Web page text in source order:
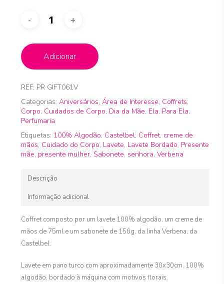
Adicionar
REF: PR GIFT061V
Categorias: Aniversários, Área de Interesse, Coffrets,
Corpo, Cuidados de Corpo, Dia da Mãe, Ela, Para Ela,
Perfumaria
Etiquetas: 100% Algodão, Castelbel, Coffret, creme de
mãos, Cuidado do Corpo, Lavete, Lavete Bordado, Presente
mãe, presente mulher, Sabonete, senhora, Verbena
Descrição
Informação adicional
Coffret composto por um lavete 100% algodão, um creme de
mãos de 75ml e um sabonete de 150g, da linha Verbena, da
Castelbel.
Lavete em pano turco com aproximadamente 30x30cm, 100%
algodão, bordado à máquina com motivos florais.